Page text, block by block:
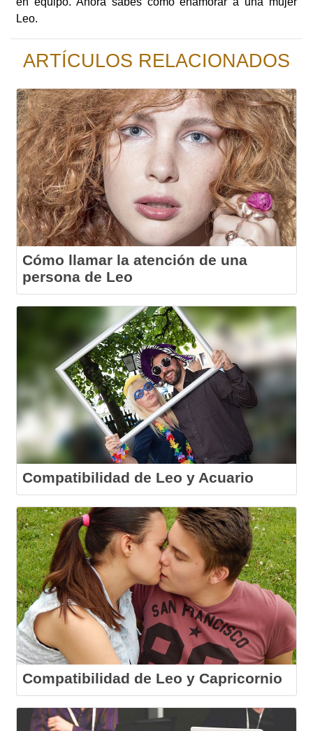
Leo.
ARTÍCULOS RELACIONADOS
Cómo llamar la atención de una
persona de Leo
Compatibilidad de Leo y Acuario
Compatibilidad de Leo y Capricornio